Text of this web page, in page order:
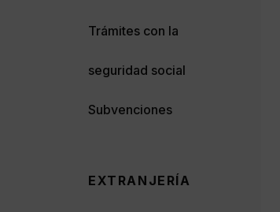
Trámites con la
seguridad social
Subvenciones
EXTRANJERÍA